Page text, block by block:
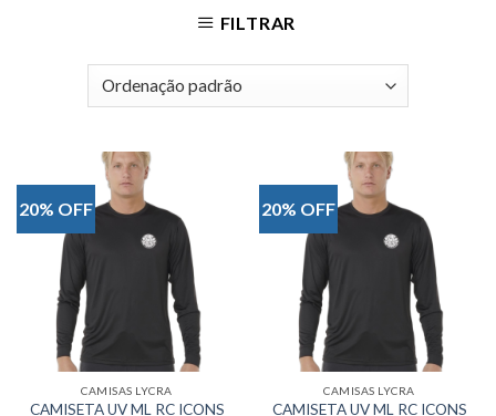
FILTRAR
20% OFF
CAMISAS LYCRA
CAMISETA UV ML RC ICONS
20% OFF
CAMISAS LYCRA
CAMISETA UV ML RC ICONS